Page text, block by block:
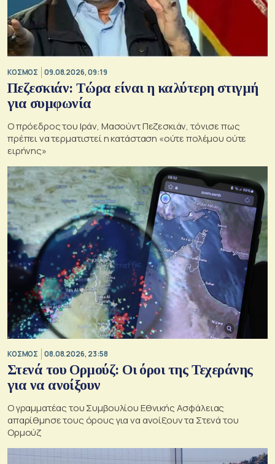
ΚΟΣΜΟΣ 09.08.2026, 09:19
Πεζεσκιάν: Τώρα είναι η καλύτερη στιγμή
για συμφωνία
Ο πρόεδρος του Ιράν, Μασούντ Πεζεσκιάν, τόνισε πως
πρέπει να τερματιστεί η κατάσταση «ούτε πολέμου ούτε
ειρήνης»
ΚΟΣΜΟΣ 08.08.2026, 23:58
Στενά του Ορμούζ: Οι όροι της Τεχεράνης
για να ανοίξουν
Ο γραμματέας του Συμβουλίου Εθνικής Ασφάλειας
απαρίθμησε τους όρους για να ανοίξουν τα Στενά του
Ορμούζ